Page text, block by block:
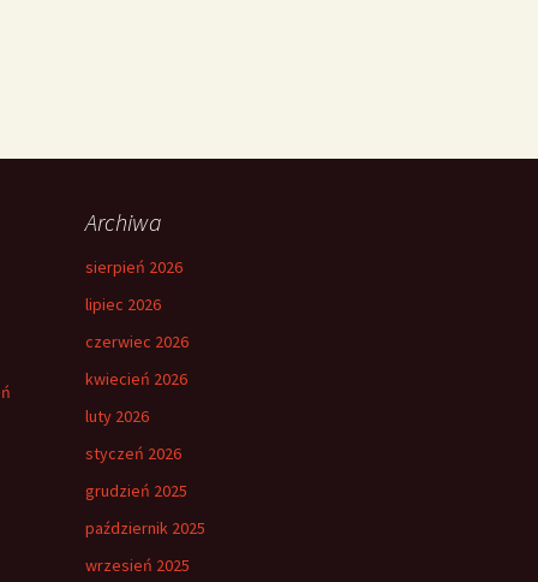
Archiwa
sierpień 2026
lipiec 2026
czerwiec 2026
kwiecień 2026
luty 2026
styczeń 2026
grudzień 2025
październik 2025
wrzesień 2025